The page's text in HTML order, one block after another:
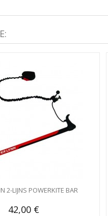
2-LIJNS POWERKITE BAR
42,00 €